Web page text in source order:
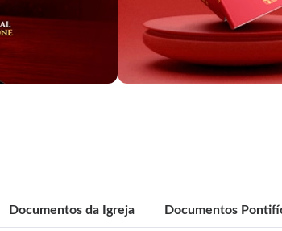
Documentos da Igreja Documentos